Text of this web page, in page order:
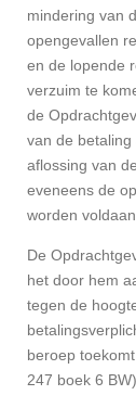
mindering van
opengevallen
en de lopende
verzuim te
de
van de
aflossing van
eveneens de
worden voldaan.
De
het door hem
tegen de
beroep
247 boek 6